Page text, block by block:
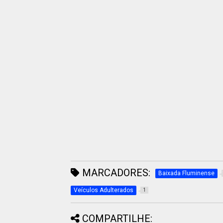
MARCADORES: Baixada Fluminense
Veículos Adulterados 1
COMPARTILHE: